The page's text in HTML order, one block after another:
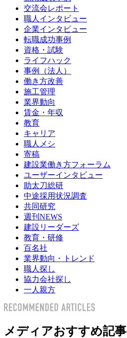
交流会レポート
職人インタビュー
企業インタビュー
転職成功事例
資格・試験
ライフハック
事例（法人）
働き方改善
施工管理
業界動向
賃金・年収
教育
キャリア
職人メシ
寄稿
建設業働き方フォーラム
ユーザーインタビュー
助太刀総研
中途採用状況調査
共同研究
週刊NEWS
建設リーダーズ
教育・研修
百名社
業界動向・トレンド
職人探し
協力会社探し
一人親方
メディアおすすめ記事